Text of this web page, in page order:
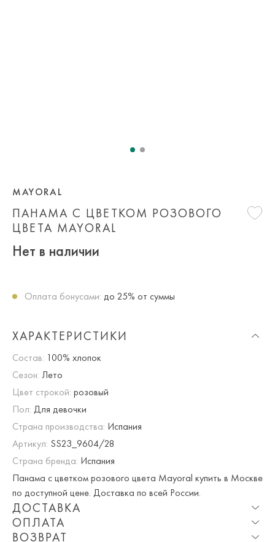
ПАНАМА С ЦВЕТКОМ РОЗОВОГО
ЦВЕТА MAYORAL
MAYORAL
Нет в наличии
Оплата бонусами: до 25% от суммы
ХАРАКТЕРИСТИКИ
Состав: 100% хлопок
Сезон: Лето
Цвет строкой: розовый
Пол: Для девочки
Страна производства: Испания
Артикул: SS23_9604/28
Страна бренда: Испания
Панама с цветком розового цвета Mayoral купить в Москве
по доступной цене. Доставка по всей России.
ДОСТАВКА
Опция частичная доставка и примерка доступна для
ОПЛАТА
ВОЗВРАТ